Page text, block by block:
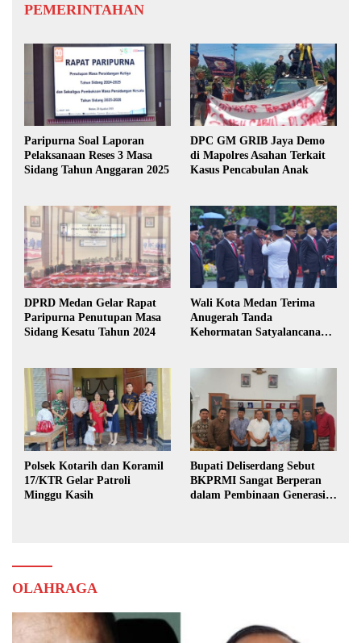
PEMERINTAHAN
Paripurna Soal Laporan
Pelaksanaan Reses 3 Masa
Sidang Tahun Anggaran 2025
DPC GM GRIB Jaya Demo
di Mapolres Asahan Terkait
Kasus Pencabulan Anak
DPRD Medan Gelar Rapat
Paripurna Penutupan Masa
Sidang Kesatu Tahun 2024
Wali Kota Medan Terima
Anugerah Tanda
Kehormatan Satyalancana
Polsek Kotarih dan Koramil
17/KTR Gelar Patroli
Minggu Kasih
Bupati Deliserdang Sebut
BKPRMI Sangat Berperan
dalam Pembinaan Generasi
OLAHRAGA